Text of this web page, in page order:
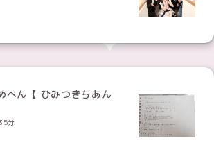
ん【 ひみつきちあん
分